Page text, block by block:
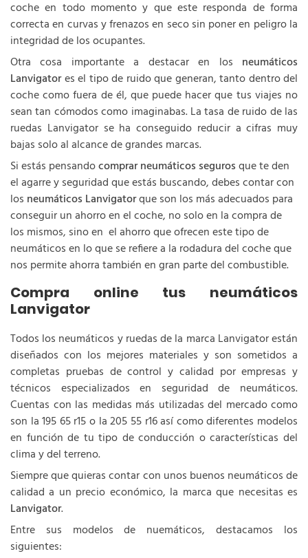
coche en todo momento y que este responda de forma
correcta en curvas y frenazos en seco sin poner en peligro la
integridad de los ocupantes.
Otra cosa importante a destacar en los neumáticos
Lanvigatores el tipo de ruido que generan, tanto dentro del
coche como fuera de él, que puede hacer que tus viajes no
sean tan cómodos como imaginabas. La tasa de ruido de las
ruedas Lanvigator se ha conseguido reducir a cifras muy
bajas solo al alcance de grandes marcas.
Si estás pensandocomprar neumáticos segurosque te den
el agarre y seguridad que estás buscando, debes contar con
los neumáticos Lanvigatorque son los más adecuados para
conseguir un ahorro en el coche, no solo en la compra de
los mismos, sino en el ahorro que ofrecen este tipo de
neumáticos en lo que se refiere a la rodadura del coche que
nos permite ahorra también en gran parte del combustible.
Compra online tus neumáticos
Lanvigator
Todos los neumáticos y ruedas de la marca Lanvigator están
diseñados con los mejores materiales y son sometidos a
completas pruebas de control y calidad por empresas y
técnicos especializados en seguridad de neumáticos.
Cuentas con las medidas más utilizadas del mercado como
son la 195 65 r15 o la 205 55 r16 así como diferentes modelos
en función de tu tipo de conducción o características del
clima y del terreno.
Siempre que quieras contar con unos buenos neumáticos de
calidad a un precio económico, la marca que necesitas es
Lanvigator.
Entre sus modelos de nuemáticos, destacamos los
siguientes: